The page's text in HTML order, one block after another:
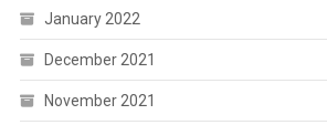
January 2022
December 2021
November 2021